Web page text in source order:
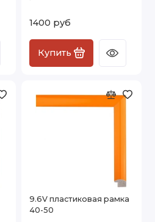
1400 руб
Купить
9.6V пластиковая рамка
40-50